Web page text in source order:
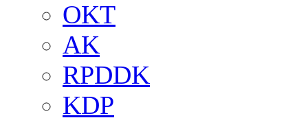
OKT
AK
RPDDK
KDP